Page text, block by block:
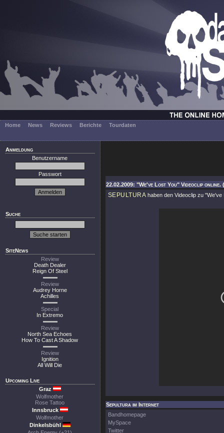
Home News Reviews Berichte Tourdaten
Anmeldung
Benutzername
Passwort
Suche
SiteNews
Review
Death Dealer
Reign Of Steel
Review
Audrey Horne
Achilles
Special
In Extremo
Review
North Sea Echoes
How To Cast A Shadow
Review
Ignition
All Will Die
Upcoming Live
Graz
Wolfmother
Rose Tattoo
Innsbruck
Wolfmother
Dinkelsbühl
22.02.2009: "We've Lost You" Videoclip online.
SEPULTURA haben den Videoclip zu"We've
Sepultura im Internet
Bandhomepage
MySpace
Twitter